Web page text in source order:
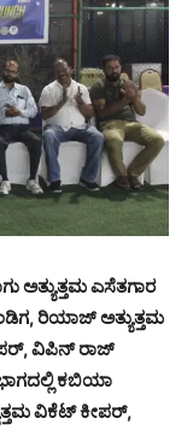
ಅತ್ಯುತ್ತಮ ಎಸೆತಗಾರ
ರಿಯಾಜ್ ಅತ್ಯುತ್ತಮ
ವಿಪಿನ್ ರಾಜ್
ಕಬಿಯಾ
ವಿಕೆಟ್ ಕೀಪರ್,